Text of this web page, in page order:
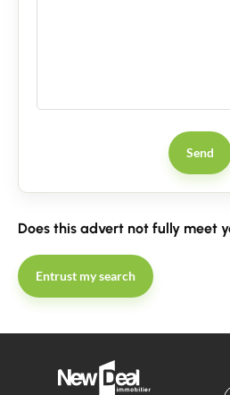
Send
Does this advert not fully meet
Entrust my search